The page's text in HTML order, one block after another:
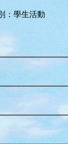
：學生活動